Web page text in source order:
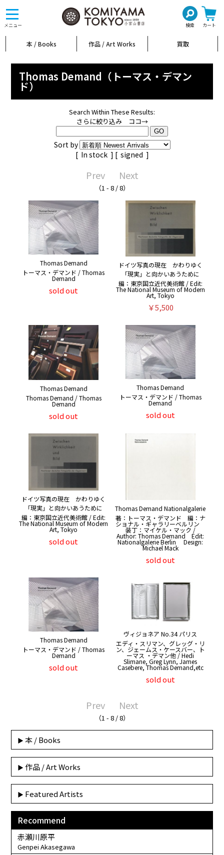
メニュー 検索 カート
toggle
navigation
本 / Books 作品 / Art Works 買取
Thomas Demand（トーマス・デマン
ド）
Search Within These Results:
さらに絞り込み ココ→
Sort by
[ In stock ] [ signed ]
Prev Next
（1 - 8 / 8）
Thomas Demand
トーマス・デマンド / Thomas
Demand
sold out
ドイツ写真の現在 かわりゆく
「現実」と向かいあうために
編：東京国立近代美術館 / Edit:
The National Museum of Modern
Art, Tokyo
￥5,500
Thomas Demand
Thomas Demand / Thomas
Demand
sold out
Thomas Demand
トーマス・デマンド / Thomas
Demand
sold out
ドイツ写真の現在 かわりゆく
「現実」と向かいあうために
編：東京国立近代美術館 / Edit:
The National Museum of Modern
Art, Tokyo
sold out
Thomas Demand Nationalgalerie
著：トーマス・デマンド 編：ナ
ショナル・ギャラリーベルリン
装丁：マイケル・マック /
Author: Thomas Demand Edit:
Nationalgalerie Berlin Design:
Michael Mack
sold out
Thomas Demand
トーマス・デマンド / Thomas
Demand
sold out
ヴィジョネア No.34 パリス
エディ・スリマン、グレッグ・リ
ン、ジェームス・ケースバー、ト
ーマス ・デマン他 / Hedi
Slimane, Greg Lynn, James
Casebere, Thomas Demand,etc
sold out
Prev Next
（1 - 8 / 8）
本 / Books
作品 / Art Works
Featured Artists
Recommend
赤瀬川原平
Genpei Akasegawa